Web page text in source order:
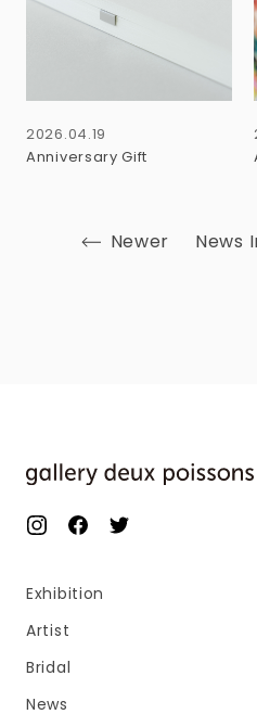
Anniversary Gift
2026.04.19
Newer News
Exhibition
Artist
Bridal
News